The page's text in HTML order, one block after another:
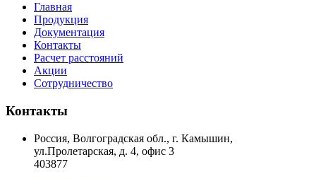
Главная
Продукция
Документация
Контакты
Расчет расстояний
Акции
Сотрудничество
Контакты
Россия, Волгоградская обл., г. Камышин,
ул.Пролетарская, д. 4, офис 3
403877